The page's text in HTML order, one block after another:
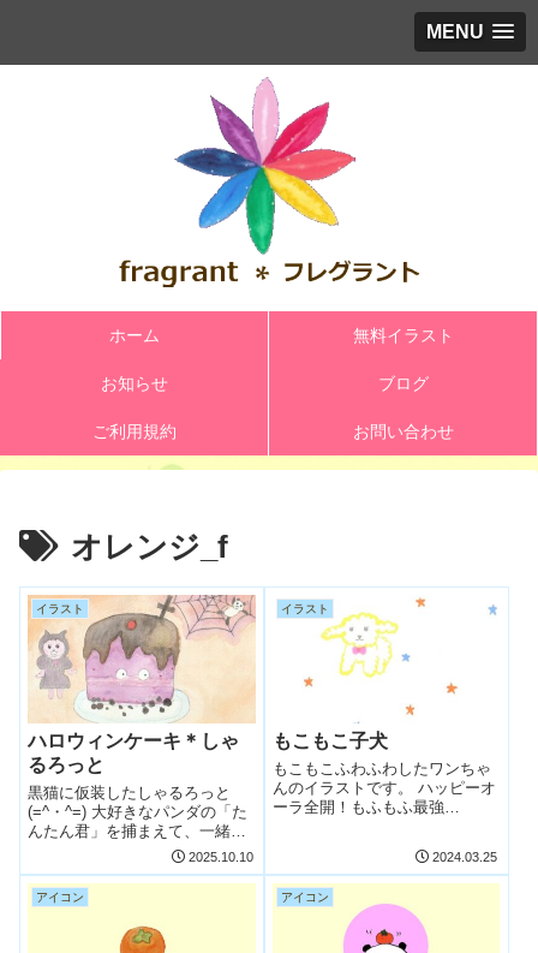
MENU
ホーム 無料イラスト
お知らせ ブログ
ご利用規約 お問い合わせ
オレンジ_f
イラスト
ハロウィンケーキ＊しゃ
るろっと
黒猫に仮装したしゃるろっと
(=^・^=) 大好きなパンダの「た
んたん君」を捕まえて、一緒に
ハロウィンケーキを食べる…の
かな？🎃 文言を入れていないシ
ンプルなイラストですので、お
好きなようにアレンジしてお使
いくださいませ♪ 【無料イラス
2025.10.10
イラスト
もこもこ子犬
もこもこふわふわしたワンちゃ
んのイラストです。 ハッピーオ
ーラ全開！もふもふ最強
み、ご利用いただけるフリーイ
ラストです。 また、
Instagram、Facebook、Twitt...
2024.03.25
アイコン アイコン